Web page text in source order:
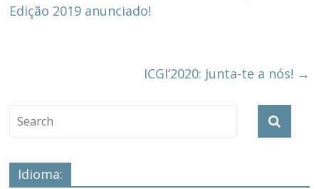
Edição 2019 anunciado!
ICGI’2020: Junta-te a nós! →
Idioma: